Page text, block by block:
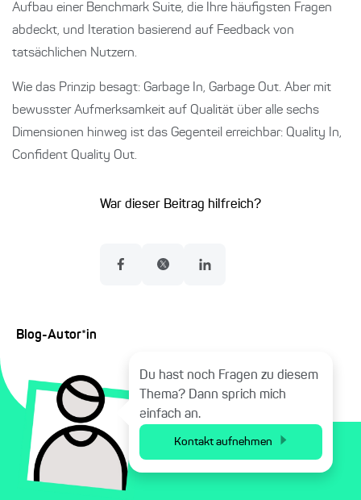
Aufbau einer Benchmark Suite, die Ihre häufigsten Fragen
abdeckt, und Iteration basierend auf Feedback von
tatsächlichen Nutzern.
Wie das Prinzip besagt: Garbage In, Garbage Out. Aber mit
bewusster Aufmerksamkeit auf Qualität über alle sechs
Dimensionen hinweg ist das Gegenteil erreichbar: Quality In,
Confident Quality Out.
War dieser Beitrag hilfreich?
Blog-Autor*in
Du hast noch Fragen zu diesem
Thema? Dann sprich mich
einfach an.
Kontakt aufnehmen